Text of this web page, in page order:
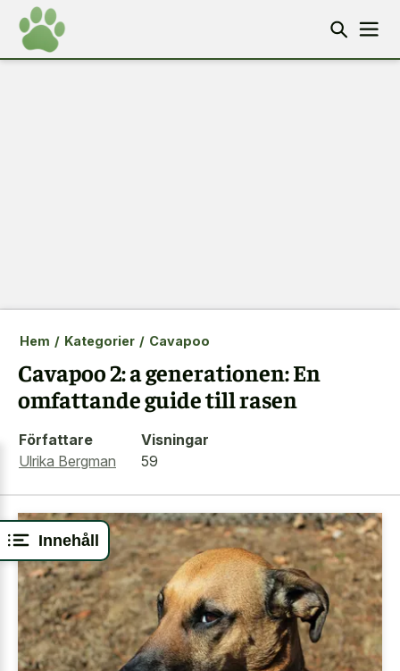
Innehåll
Hem / Kategorier / Cavapoo
Cavapoo 2: a generationen: En
omfattande guide till rasen
Författare
Ulrika Bergman
Visningar
59